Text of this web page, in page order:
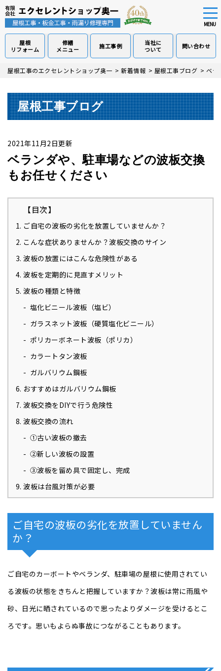
Skip
content
MENU
屋根
リフォーム
修繕
メニュー
施工事例
当社に
ついて
問い合わせ
屋根工事のエクセレントショップ奥一 > 新着情報 > 屋根工事ブログ > ベラ
屋根工事ブログ
2021年11月2日更新
ベランダや、駐車場などの波板交換
もお任せください
【目次】
ご自宅の波板の劣化を放置していませんか？
こんな症状ありませんか？波板交換のサイン
波板の放置にはこんな危険性がある
波板を定期的に見直すメリット
波板の種類と特徴
塩化ビニール波板（塩ビ）
ガラスネット波板（硬質塩化ビニール​​）
ポリカーボネート波板（ポリカ）
カラートタン波板
ガルバリウム鋼板
おすすめはガルバリウム鋼板
波板交換をDIYで行う危険性
波板交換の流れ
①古い波板の撤去
②新しい波板の設置
③波板を留め具で固定し、完成
波板は台風対策が必要
ご自宅の波板の劣化を放置していません
か？
ご自宅のカーボートやベランダ、駐車場の屋根に使用されてい
る波板の状態をきちんと把握していますか？波板は常に雨風や
砂、日光に晒されているので思ったよりダメージを受けるとこ
ろです。思いもよらぬ事故につながることもあります。